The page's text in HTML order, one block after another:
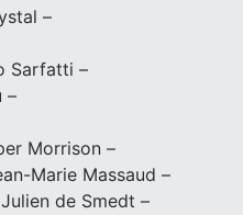
–
Sarfatti –
–
Morrison –
Marie Massaud –
de Smedt –